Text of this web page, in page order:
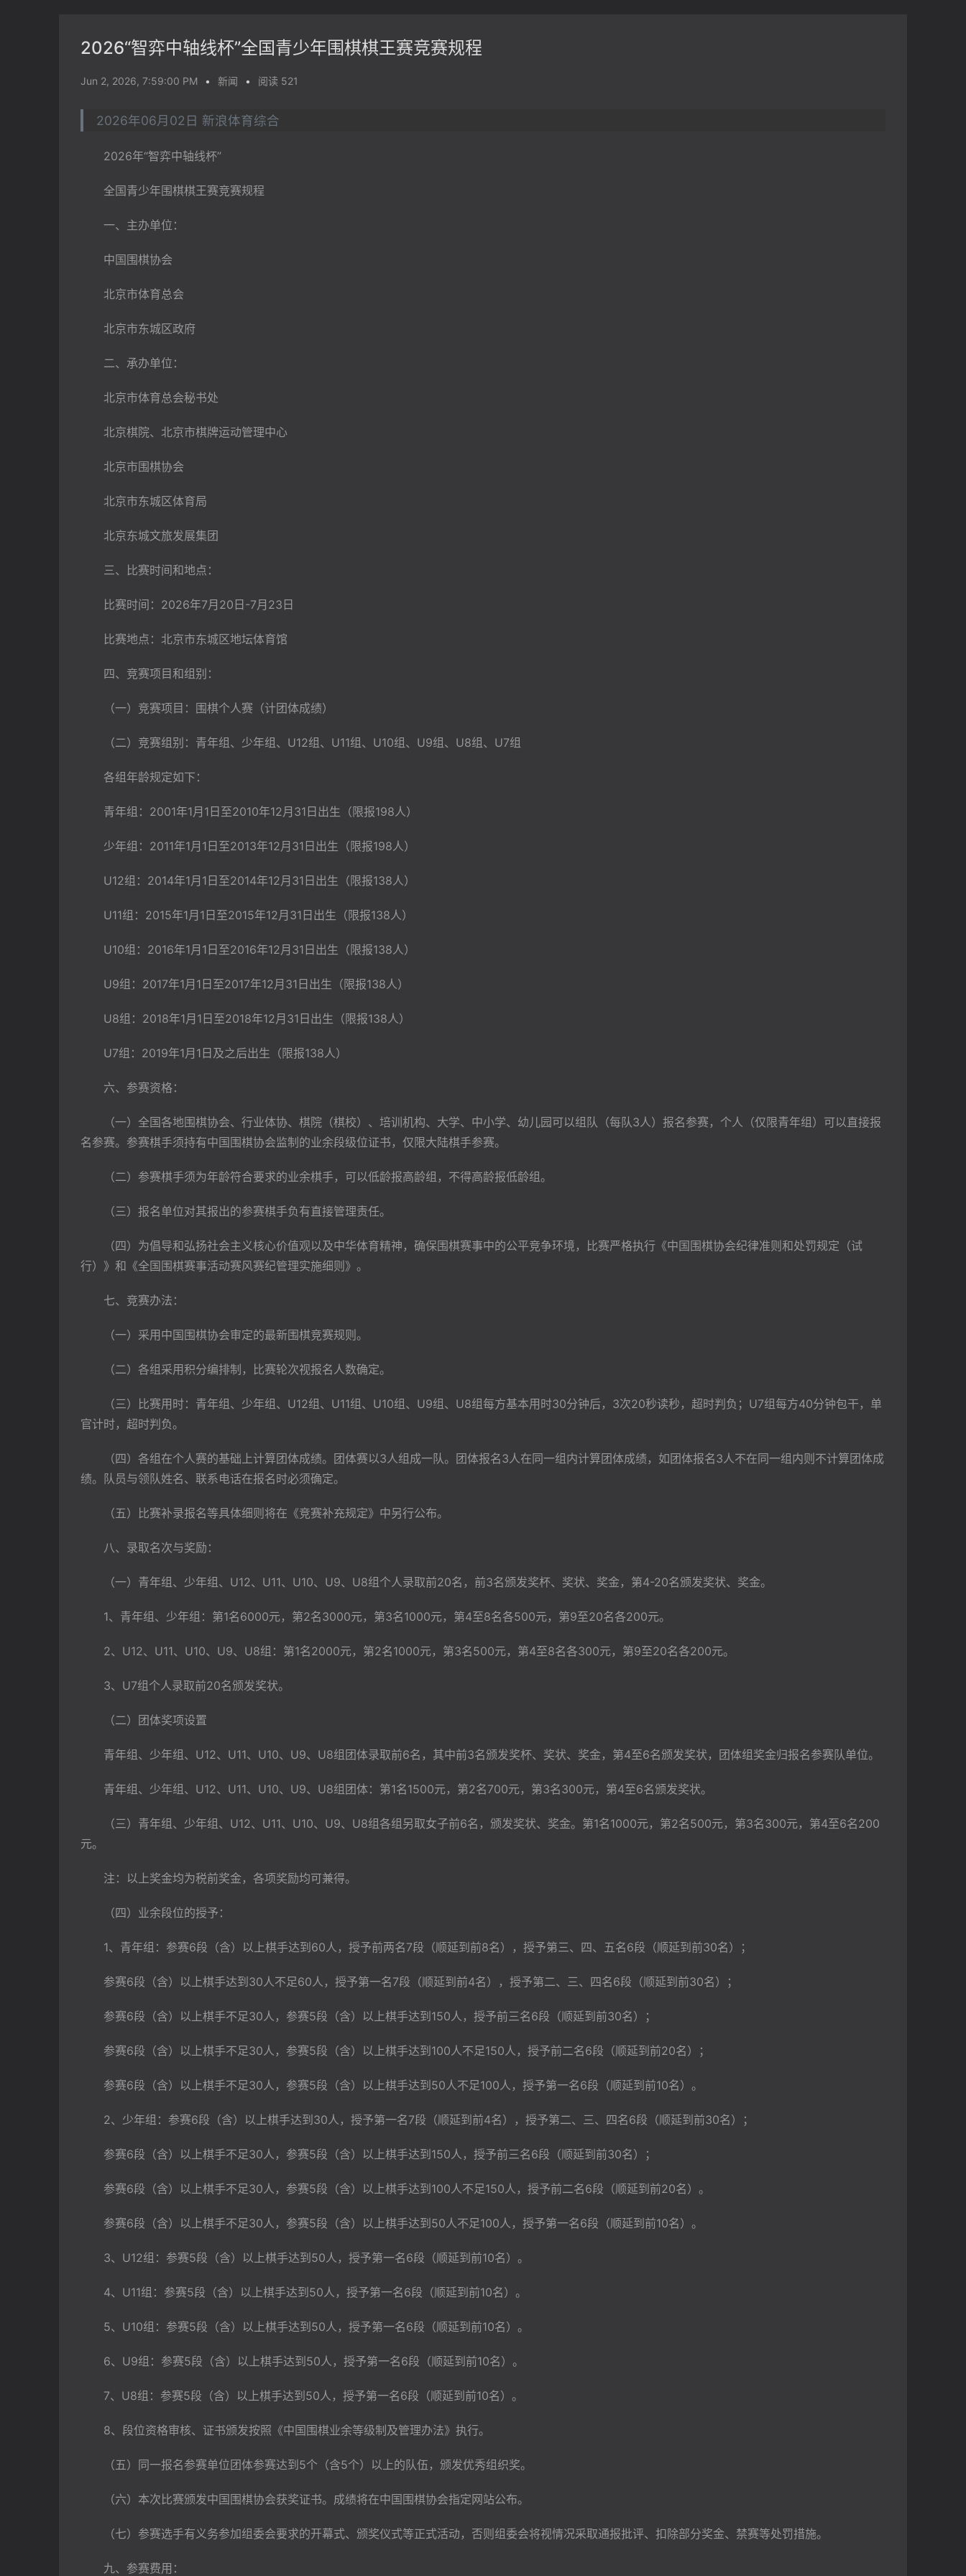
2026“智弈中轴线杯”全国青少年围棋棋王赛竞赛规程
Jun 2, 2026, 7:59:00 PM • 新闻 • 阅读 521
2026年06月02日 新浪体育综合
2026年“智弈中轴线杯”
全国青少年围棋棋王赛竞赛规程
一、主办单位：
中国围棋协会
北京市体育总会
北京市东城区政府
二、承办单位：
北京市体育总会秘书处
北京棋院、北京市棋牌运动管理中心
北京市围棋协会
北京市东城区体育局
北京东城文旅发展集团
三、比赛时间和地点：
比赛时间：2026年7月20日-7月23日
比赛地点：北京市东城区地坛体育馆
四、竞赛项目和组别：
（一）竞赛项目：围棋个人赛（计团体成绩）
（二）竞赛组别：青年组、少年组、U12组、U11组、U10组、U9组、U8组、U7组
各组年龄规定如下：
青年组：2001年1月1日至2010年12月31日出生（限报198人）
少年组：2011年1月1日至2013年12月31日出生（限报198人）
U12组：2014年1月1日至2014年12月31日出生（限报138人）
U11组：2015年1月1日至2015年12月31日出生（限报138人）
U10组：2016年1月1日至2016年12月31日出生（限报138人）
U9组：2017年1月1日至2017年12月31日出生（限报138人）
U8组：2018年1月1日至2018年12月31日出生（限报138人）
U7组：2019年1月1日及之后出生（限报138人）
六、参赛资格：
（一）全国各地围棋协会、行业体协、棋院（棋校）、培训机构、大学、中小学、幼儿园可以组队（每队3人）报名参赛，个人（仅限青年组）可以直接报
名参赛。参赛棋手须持有中国围棋协会监制的业余段级位证书，仅限大陆棋手参赛。
（二）参赛棋手须为年龄符合要求的业余棋手，可以低龄报高龄组，不得高龄报低龄组。
（三）报名单位对其报出的参赛棋手负有直接管理责任。
（四）为倡导和弘扬社会主义核心价值观以及中华体育精神，确保围棋赛事中的公平竞争环境，比赛严格执行《中国围棋协会纪律准则和处罚规定（试
行）》和《全国围棋赛事活动赛风赛纪管理实施细则》。
七、竞赛办法：
（一）采用中国围棋协会审定的最新围棋竞赛规则。
（二）各组采用积分编排制，比赛轮次视报名人数确定。
（三）比赛用时：青年组、少年组、U12组、U11组、U10组、U9组、U8组每方基本用时30分钟后，3次20秒读秒，超时判负；U7组每方40分钟包干，单
官计时，超时判负。
（四）各组在个人赛的基础上计算团体成绩。团体赛以3人组成一队。团体报名3人在同一组内计算团体成绩，如团体报名3人不在同一组内则不计算团体成
绩。队员与领队姓名、联系电话在报名时必须确定。
（五）比赛补录报名等具体细则将在《竞赛补充规定》中另行公布。
八、录取名次与奖励：
（一）青年组、少年组、U12、U11、U10、U9、U8组个人录取前20名，前3名颁发奖杯、奖状、奖金，第4-20名颁发奖状、奖金。
1、青年组、少年组：第1名6000元，第2名3000元，第3名1000元，第4至8名各500元，第9至20名各200元。
2、U12、U11、U10、U9、U8组：第1名2000元，第2名1000元，第3名500元，第4至8名各300元，第9至20名各200元。
3、U7组个人录取前20名颁发奖状。
（二）团体奖项设置
青年组、少年组、U12、U11、U10、U9、U8组团体录取前6名，其中前3名颁发奖杯、奖状、奖金，第4至6名颁发奖状，团体组奖金归报名参赛队单位。
青年组、少年组、U12、U11、U10、U9、U8组团体：第1名1500元，第2名700元，第3名300元，第4至6名颁发奖状。
（三）青年组、少年组、U12、U11、U10、U9、U8组各组另取女子前6名，颁发奖状、奖金。第1名1000元，第2名500元，第3名300元，第4至6名200
元。
注：以上奖金均为税前奖金，各项奖励均可兼得。
（四）业余段位的授予：
1、青年组：参赛6段（含）以上棋手达到60人，授予前两名7段（顺延到前8名），授予第三、四、五名6段（顺延到前30名）；
参赛6段（含）以上棋手达到30人不足60人，授予第一名7段（顺延到前4名），授予第二、三、四名6段（顺延到前30名）；
参赛6段（含）以上棋手不足30人，参赛5段（含）以上棋手达到150人，授予前三名6段（顺延到前30名）；
参赛6段（含）以上棋手不足30人，参赛5段（含）以上棋手达到100人不足150人，授予前二名6段（顺延到前20名）；
参赛6段（含）以上棋手不足30人，参赛5段（含）以上棋手达到50人不足100人，授予第一名6段（顺延到前10名）。
2、少年组：参赛6段（含）以上棋手达到30人，授予第一名7段（顺延到前4名），授予第二、三、四名6段（顺延到前30名）；
参赛6段（含）以上棋手不足30人，参赛5段（含）以上棋手达到150人，授予前三名6段（顺延到前30名）；
参赛6段（含）以上棋手不足30人，参赛5段（含）以上棋手达到100人不足150人，授予前二名6段（顺延到前20名）。
参赛6段（含）以上棋手不足30人，参赛5段（含）以上棋手达到50人不足100人，授予第一名6段（顺延到前10名）。
3、U12组：参赛5段（含）以上棋手达到50人，授予第一名6段（顺延到前10名）。
4、U11组：参赛5段（含）以上棋手达到50人，授予第一名6段（顺延到前10名）。
5、U10组：参赛5段（含）以上棋手达到50人，授予第一名6段（顺延到前10名）。
6、U9组：参赛5段（含）以上棋手达到50人，授予第一名6段（顺延到前10名）。
7、U8组：参赛5段（含）以上棋手达到50人，授予第一名6段（顺延到前10名）。
8、段位资格审核、证书颁发按照《中国围棋业余等级制及管理办法》执行。
（五）同一报名参赛单位团体参赛达到5个（含5个）以上的队伍，颁发优秀组织奖。
（六）本次比赛颁发中国围棋协会获奖证书。成绩将在中国围棋协会指定网站公布。
（七）参赛选手有义务参加组委会要求的开幕式、颁奖仪式等正式活动，否则组委会将视情况采取通报批评、扣除部分奖金、禁赛等处罚措施。
九、参赛费用：